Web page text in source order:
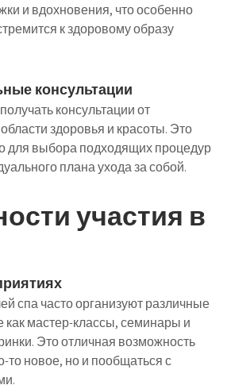
и вдохновения, что особенно
к здоровому образу
консультации
консультации от
здоровья и красоты. Это
для выбора подходящих процедур
плана ухода за собой.
участия в
спа часто организуют различные
как мастер-классы, семинары и
Это отличная возможность
то новое, но и пообщаться с